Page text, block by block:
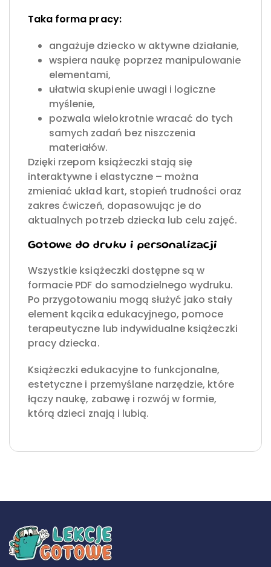
Taka forma pracy:
angażuje dziecko w aktywne działanie,
wspiera naukę poprzez manipulowanie
elementami,
ułatwia skupienie uwagi i logiczne
myślenie,
pozwala wielokrotnie wracać do tych
samych zadań bez niszczenia
materiałów.
Dzięki rzepom książeczki stają się
interaktywne i elastyczne – można
zmieniać układ kart, stopień trudności oraz
zakres ćwiczeń, dopasowując je do
aktualnych potrzeb dziecka lub celu zajęć.
Gotowe do druku i personalizacji
Wszystkie książeczki dostępne są w
formacie PDF do samodzielnego wydruku.
Po przygotowaniu mogą służyć jako stały
element kącika edukacyjnego, pomoce
terapeutyczne lub indywidualne książeczki
pracy dziecka.
Książeczki edukacyjne to funkcjonalne,
estetyczne i przemyślane narzędzie, które
łączy naukę, zabawę i rozwój w formie,
którą dzieci znają i lubią.